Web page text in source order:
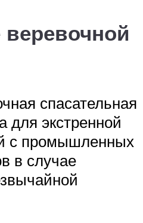
веревочной
спасательная
для экстренной
с промышленных
в случае